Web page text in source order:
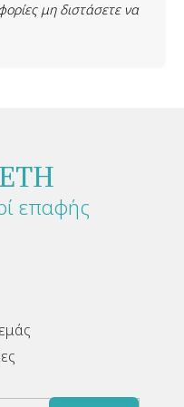
μη διστάσετε να
επαφής